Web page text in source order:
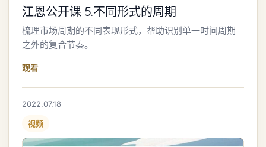
江恩公开课 5.不同形式的周期
梳理市场周期的不同表现形式，帮助识别单一时间周期
之外的复合节奏。
观看
2022.07.18
视频